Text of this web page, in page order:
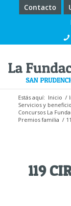
Contacto
Estás aquí: Inicio /
Servicios y
Concursos La
Premios familia /
119